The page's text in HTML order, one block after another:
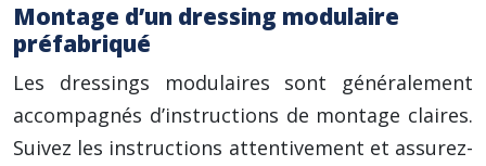
Montage d’un dressing modulaire
préfabriqué
Les dressings modulaires sont généralement
accompagnés d’instructions de montage claires.
Suivez les instructions attentivement et assurez-